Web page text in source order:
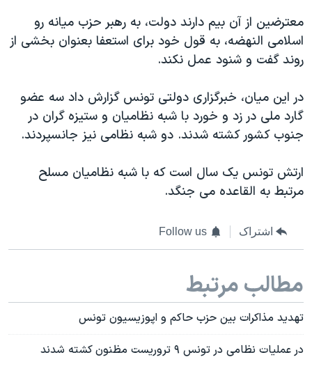
اعتراضات مردمی آبان ۹۸
اسرائیل در جنگ
نرگس محمدی برنده جایزه نوبل صلح
همایش محافظه‌کاران آمریکا «سی‌پک»
صفحه‌های ویژه
سفر پرزیدنت ترامپ به چین
معترضین از آن بیم دارند دولت، به رهبر حزب میانه رو
اسلامی النهضه، به قول خود برای استعفا بعنوان بخشی از
روند گفت و شنود عمل نکند.
در این میان، خبرگزاری دولتی تونس گزارش داد سه عضو
گارد ملی در زد و خورد با شبه نظامیان و ستیزه گران در
جنوب کشور کشته شدند. دو شبه نظامی نیز جانسپردند.
ارتش تونس یک سال است که با شبه نظامیان مسلح
مرتبط به القاعده می جنگد.
اشتراک Follow us
مطالب مرتبط
تهدید مذاکرات بین حزب حاکم و اپوزیسیون تونس
در عملیات نظامی در تونس ۹ تروریست مظنون کشته شدند